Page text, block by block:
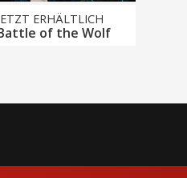
ERHÄLTLICH
of the Wolf